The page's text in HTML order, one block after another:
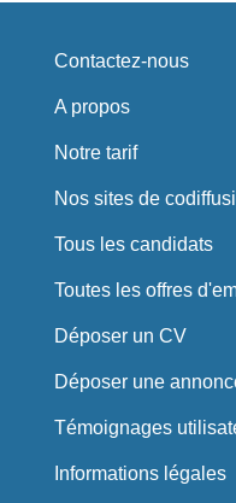
Contactez-nous
A propos
Notre tarif
Nos sites de
Tous les candidats
Toutes les offres
Déposer un CV
Déposer une
Témoignages
Informations légales